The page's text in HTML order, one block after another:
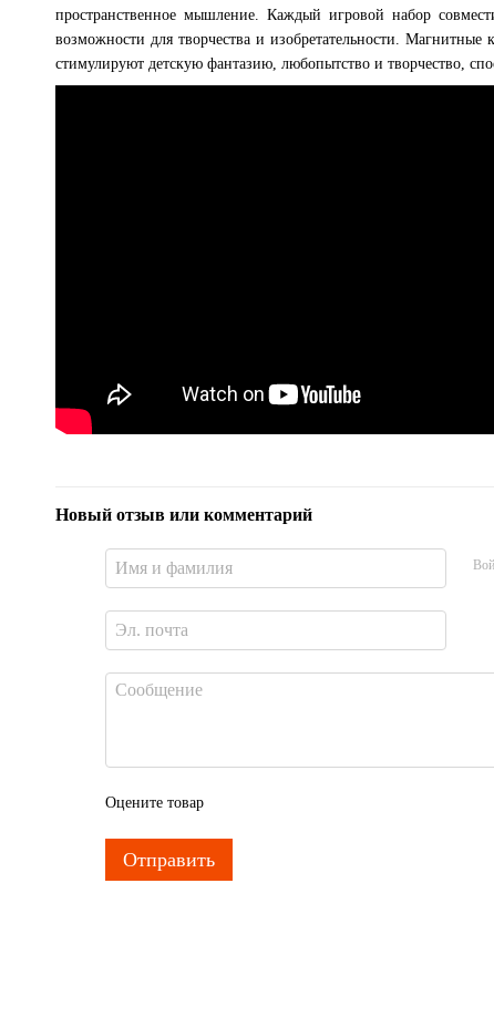
пространственное мышление. Каждый игровой набор
возможности для творчества и изобретательности.
стимулируют детскую фантазию, любопытство и творчество,
Новый отзыв или комментарий
Оцените товар
Отправить